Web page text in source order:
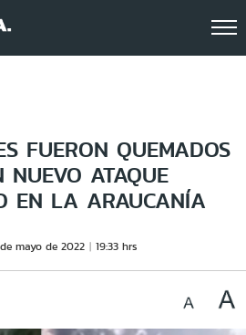
FUERON QUEMADOS
NUEVO ATAQUE
EN LA ARAUCANÍA
mayo de 2022 19:33 hrs